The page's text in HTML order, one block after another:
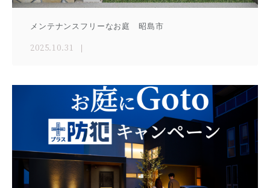
メンテナンスフリーなお庭 昭島市
2025.10.31